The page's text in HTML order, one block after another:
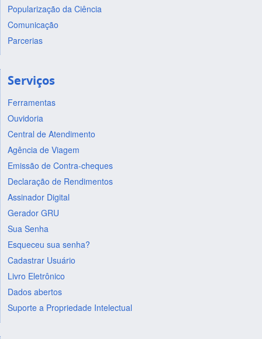
Popularização da Ciência
Comunicação
Parcerias
Serviços
Ferramentas
Ouvidoria
Central de Atendimento
Agência de Viagem
Emissão de Contra-cheques
Declaração de Rendimentos
Assinador Digital
Gerador GRU
Sua Senha
Esqueceu sua senha?
Cadastrar Usuário
Livro Eletrônico
Dados abertos
Suporte a Propriedade Intelectual